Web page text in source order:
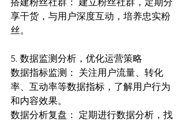
享干货，与用户深度互动，培养忠实粉
丝。
5. 数据监测分析，优化运营策略
数据指标监测： 关注用户流量、转化
率、互动率等数据指标，了解用户行为
和内容效果。
数据分析复盘： 定期进行数据分析，找